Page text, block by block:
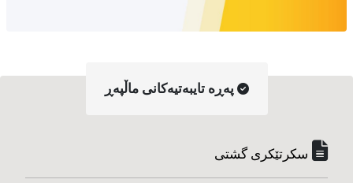
په‌ڕه‌ تایبه‌تیه‌کانی ماڵپه‌ڕ
سکرتێکری گشتی